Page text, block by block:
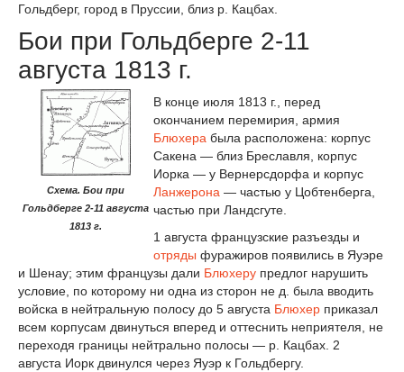
Гольдберг, город в Пруссии, близ р. Кацбах.
Бои при Гольдберге 2-11
августа 1813 г.
Схема. Бои при
Гольдберге 2-11 августа
1813 г.
В конце июля 1813 г., перед
окончанием перемирия, армия
Блюхера была расположена: корпус
Сакена — близ Бреславля, корпус
Иорка — у Вернерсдорфа и корпус
Ланжерона — частью у Цобтенберга,
частью при Ландсгуте.
1 августа французские разъезды и
отряды фуражиров появились в Яуэре
и Шенау; этим французы дали Блюхеру предлог нарушить
условие, по которому ни одна из сторон не д. была вводить
войска в нейтральную полосу до 5 августа Блюхер приказал
всем корпусам двинуться вперед и оттеснить неприятеля, не
переходя границы нейтрально полосы — р. Кацбах. 2
августа Иорк двинулся через Яуэр к Гольдбергу.